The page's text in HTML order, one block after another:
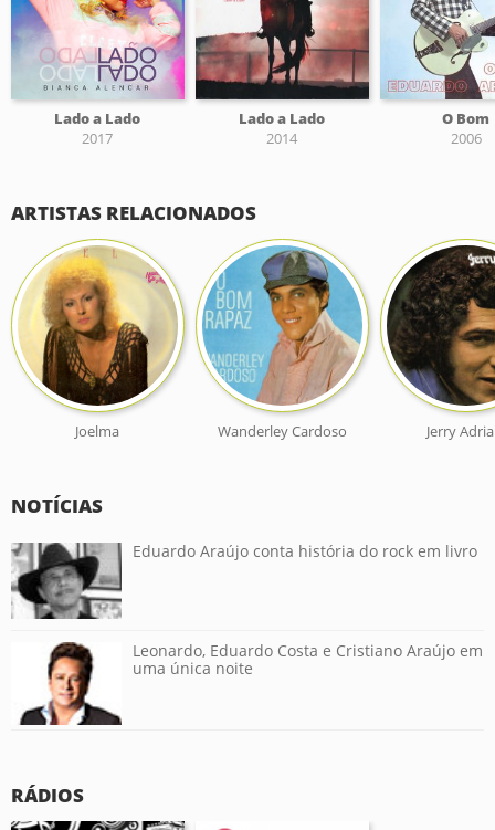
Lado a Lado
2017
Lado a Lado
2014
O Bom
2006
ARTISTAS RELACIONADOS
Joelma Wanderley Cardoso Jerry
NOTÍCIAS
Eduardo Araújo conta história do rock em livro
Leonardo, Eduardo Costa e Cristiano Araújo em
uma única noite
RÁDIOS